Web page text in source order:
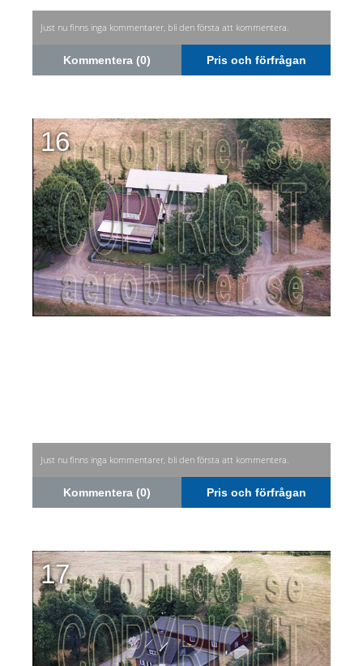
Just nu finns inga kommentarer, bli den första att kommentera.
Kommentera (0) Pris och förfrågan
16
Just nu finns inga kommentarer, bli den första att kommentera.
Kommentera (0) Pris och förfrågan
17